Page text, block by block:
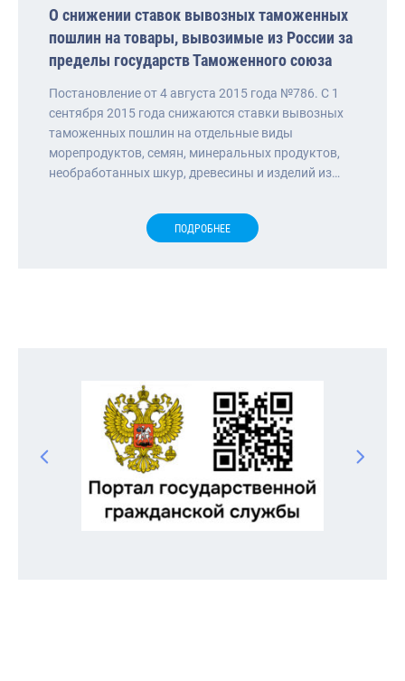
О снижении ставок вывозных таможенных
пошлин на товары, вывозимые из России за
пределы государств Таможенного союза
Постановление от 4 августа 2015 года №786. С 1
сентября 2015 года снижаются ставки вывозных
таможенных пошлин на отдельные виды
морепродуктов, семян, минеральных продуктов,
необработанных шкур, древесины и изделий из…
ПОДРОБНЕЕ